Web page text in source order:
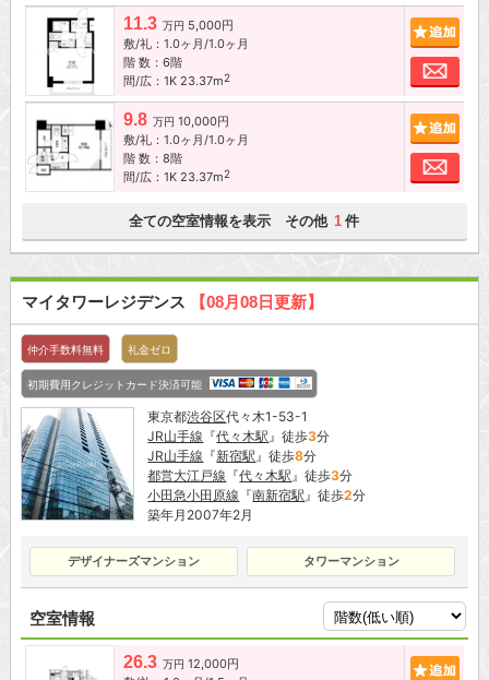
11.3 万円 5,000円
敷/礼：1.0ヶ月/1.0ヶ月
階 数：6階
間/広：1K 23.37m2
お
9.8 万円 10,000円
敷/礼：1.0ヶ月/1.0ヶ月
階 数：8階
間/広：1K 23.37m2
お
全ての空室情報を表示 その他 1 件
マイタワーレジデンス 【08月08日更新】
仲介手数料無料 礼金ゼロ
初期費用クレジットカード決済可能
東京都渋谷区代々木1-53-1
JR山手線 『代々木駅 』徒歩3分
JR山手線 『新宿駅 』徒歩8分
都営大江戸線 『代々木駅 』徒歩3分
小田急小田原線 『南新宿駅 』徒歩2分
築年月2007年2月
デザイナーズマンション タワーマンション
空室情報
26.3 万円 12,000円